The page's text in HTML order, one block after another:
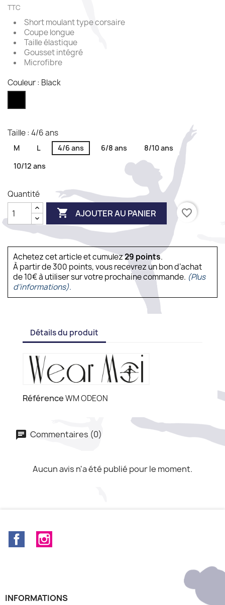
TTC
Short moulant type corsaire
Coupe longue
Taille élastique
Gousset intégré
Microfibre
Couleur : Black
Taille : 4/6 ans
M L 4/6 ans 6/8 ans
8/10 ans
10/12 ans
Quantité
 AJOUTER AU PANIER favorite_border
Achetez cet article et cumulez29 points.
À partir de 300 points, vous recevrez un bon d’achat
de 10€ à utiliser sur votre prochaine commande. (Plus
d'informations).
Détails du produit
RéférenceWM ODEON
Commentaires (0)
Aucun avis n'a été publié pour le moment.
Facebook
INFORMATIONS